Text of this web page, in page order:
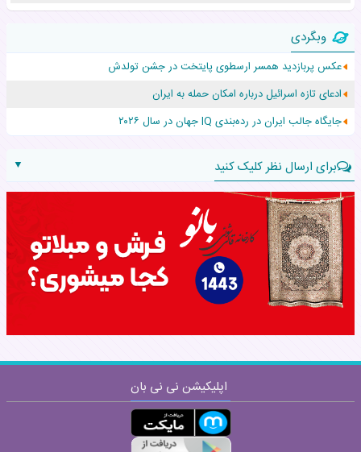
زن ۲۴ ساله پس از درمان سرطان رحم، مادر شد
افزایش قد این دختر، چند میلیون دلار برای پدرش خرج داشته
حرکت غیرقانونی یک پرستار، جان دوقلوها را نجات داد!
عجیب‌ترین تولد در ۵/۵/۵ امسال که همه را شوکه کرد!
وبگردی
عکس پربازدید همسر ارسطوی پایتخت در جشن تولدش
ادعای تازه اسرائیل درباره امکان حمله به ایران
جایگاه جالب ایران در رده‌بندی IQ جهان در سال ۲۰۲۶
برای ارسال نظر کلیک کنید
▼
نام:
نظر:
اپلیکیشن نی نی بان